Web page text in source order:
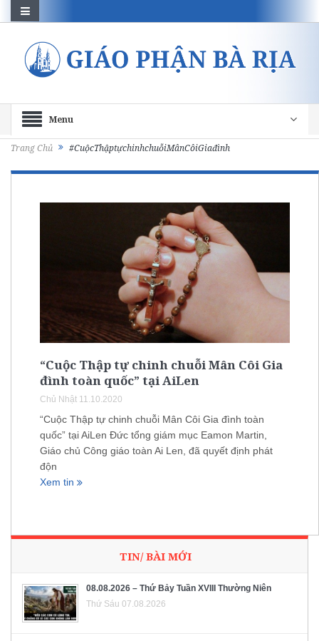
Menu
Trang Chủ #CuộcThậptựchinhchuỗiMânCôiGiađình
“Cuộc Thập tự chinh chuỗi Mân Côi Gia
đình toàn quốc” tại AiLen
Chủ Nhật 11.10.2020
“Cuộc Thập tự chinh chuỗi Mân Côi Gia đình toàn
quốc” tại AiLen Đức tổng giám mục Eamon Martin,
Giáo chủ Công giáo toàn Ai Len, đã quyết định phát
độn
Xem tin
TIN/ BÀI MỚI
08.08.2026 – Thứ Bảy Tuần XVIII Thường Niên
Thứ Sáu 07.08.2026